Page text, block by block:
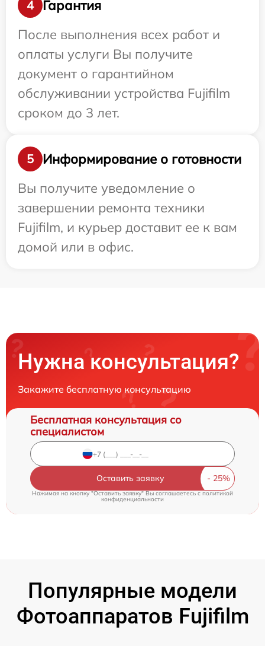
4
Гарантия
После выполнения всех работ и
оплаты услуги Вы получите
документ о гарантийном
обслуживании устройства Fujifilm
сроком до 3 лет.
5
Информирование о готовности
Вы получите уведомление о
завершении ремонта техники
Fujifilm, и курьер доставит ее к вам
домой или в офис.
Нужна консультация?
Закажите бесплатную консультацию
Бесплатная консультация со
специалистом
Оставить заявку
Нажимая на кнопку "Оставить заявку" Вы соглашаетесь c политикой
конфиденциальности
Популярные модели
Фотоаппаратов Fujifilm